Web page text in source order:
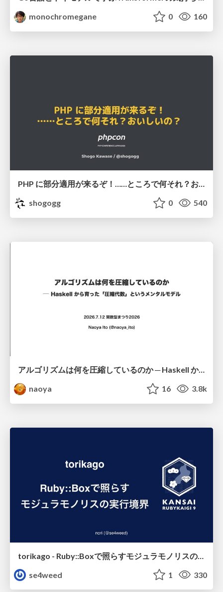
monochromegane
0 160
shogogg
0 540
アルゴリズムは何を圧縮しているのか ─ Haskell から育った「圧縮代数」というメンタルモデル
naoya
16 3.8k
se4weed
1 330